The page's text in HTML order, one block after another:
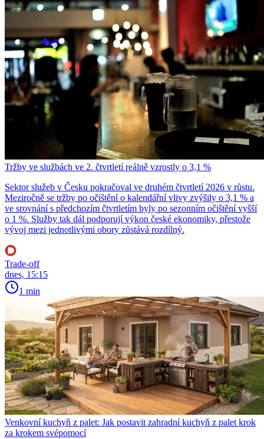
Tržby ve službách ve 2. čtvrtletí reálně vzrostly o 3,1 %
Sektor služeb v Česku pokračoval ve druhém čtvrtletí 2026 v růstu.
Meziročně se tržby po očištění o kalendářní vlivy zvýšily o 3,1 % a
ve srovnání s předchozím čtvrtletím byly po sezonním očištění vyšší
o 1 %. Služby tak dál podporují výkon české ekonomiky, přestože
vývoj mezi jednotlivými obory zůstává rozdílný.
Trade-off
dnes, 15:15
1 min
Venkovní kuchyň z palet: Jak postavit zahradní kuchyň z palet krok
za krokem svépomocí